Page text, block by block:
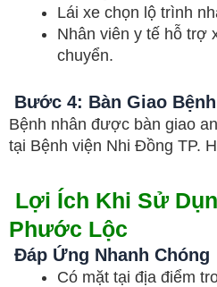
Lái xe chọn lộ trình
Nhân viên y tế hỗ trợ
chuyển.
Bước 4: Bàn Giao
Bệnh nhân được bàn giao
tại Bệnh viện Nhi Đồng TP.
Lợi Ích Khi Sử
Phước Lộc
Đáp Ứng Nhanh Chóng
Có mặt tại địa điểm